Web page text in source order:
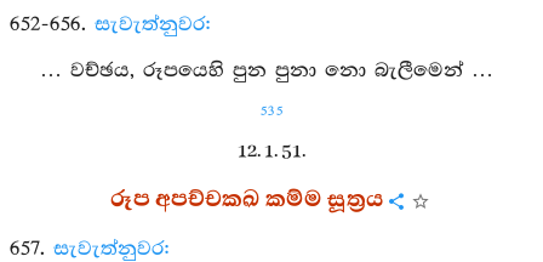
652-656. සැවැත්නුවර:
… වච්ඡය, රූපයෙහි පුන පුනා නො බැලීමෙන් …
535
12. 1. 51.
රූප අපච්චකඛ කම්ම සූත්‍රය
657. සැවැත්නුවර: